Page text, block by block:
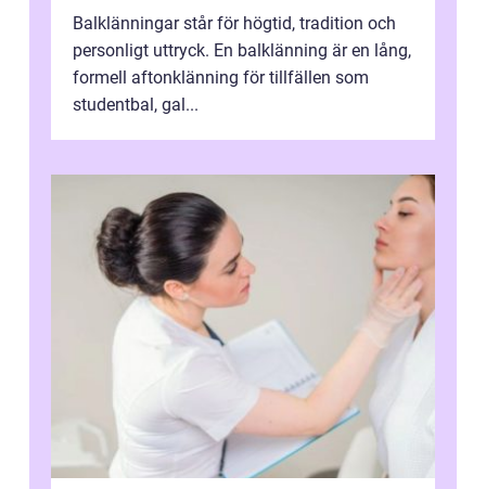
Balklänningar står för högtid, tradition och
personligt uttryck. En balklänning är en lång,
formell aftonklänning för tillfällen som
studentbal, gal...